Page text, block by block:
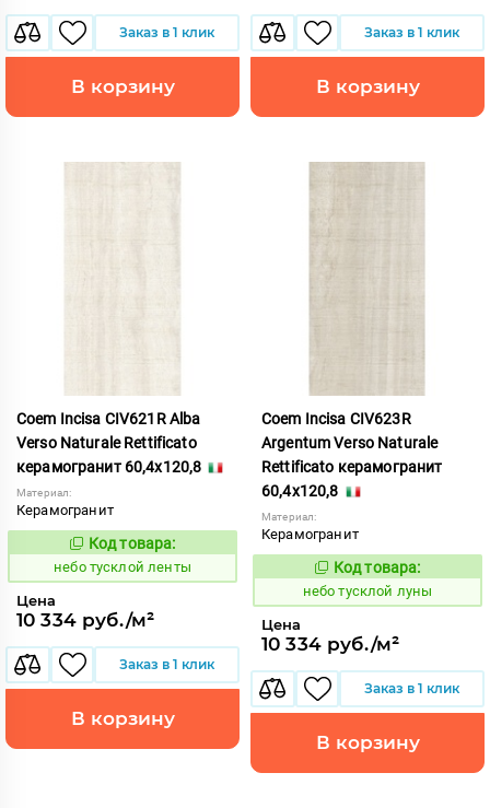
Заказ в 1 клик
В корзину
Заказ в 1 клик
В корзину
Coem Incisa CIV621R Alba
Verso Naturale Rettificato
керамогранит 60,4x120,8
Материал:
Керамогранит
1122668
Код товара:
небо тусклой ленты
Цена
10 334 руб./м²
Заказ в 1 клик
В корзину
Coem Incisa CIV623R
Argentum Verso Naturale
Rettificato керамогранит
60,4x120,8
Материал:
Керамогранит
1122670
Код товара:
небо тусклой луны
Цена
10 334 руб./м²
Заказ в 1 клик
В корзину